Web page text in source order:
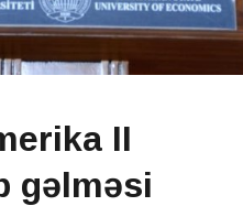
II
gəlməsi